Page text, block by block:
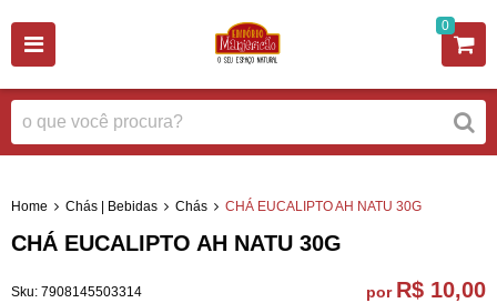
0
Home Chás | Bebidas Chás CHÁ EUCALIPTO AH NATU 30G
CHÁ EUCALIPTO AH NATU 30G
Sku: 7908145503314
por R$ 10,00